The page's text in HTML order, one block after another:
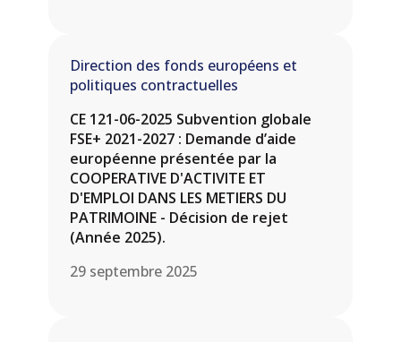
Direction des fonds européens et
politiques contractuelles
CE 121-06-2025 Subvention globale
FSE+ 2021-2027 : Demande d’aide
européenne présentée par la
COOPERATIVE D'ACTIVITE ET
D'EMPLOI DANS LES METIERS DU
PATRIMOINE - Décision de rejet
(Année 2025).
29 septembre 2025